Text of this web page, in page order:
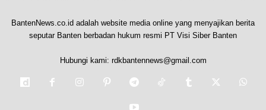
BantenNews.co.id adalah website media online yang menyajikan berita
seputar Banten berbadan hukum resmi PT Visi Siber Banten
Hubungi kami: rdkbantennews@gmail.com